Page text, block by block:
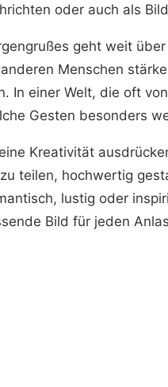
oder auch als
geht weit
Menschen
In einer Welt, die oft
Gesten besonders
Kreativität
teilen, hochwertig
lustig oder
Bild für jeden